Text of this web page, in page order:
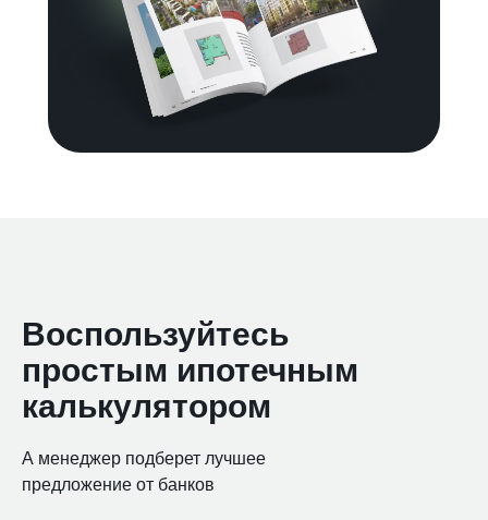
Воспользуйтесь
простым ипотечным
калькулятором
А менеджер подберет лучшее
предложение от банков